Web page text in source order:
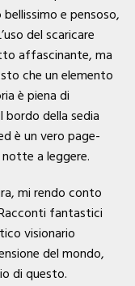
e pensoso,
del scaricare
affascinante, ma
che un elemento
è piena di
della sedia
è un vero page-
a leggere.
mi rendo conto
fantastici
visionario
del mondo,
di questo.